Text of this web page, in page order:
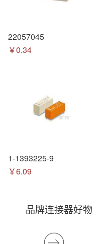
22057045
￥0.34
1-1393225-9
￥6.09
品牌连接器好物